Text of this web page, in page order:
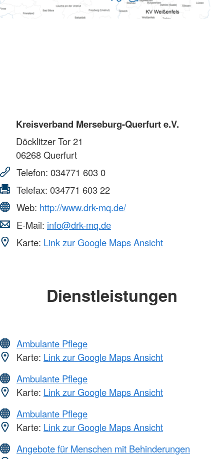
Kreisverband Merseburg-Querfurt e.V.
Döcklitzer Tor 21
06268Querfurt
Telefon: 034771 603 0
Telefax: 034771 603 22
Web: http://www.drk-mq.de/
E-Mail: info@drk-mq.de
Karte: Link zur Google Maps Ansicht
Dienstleistungen
Ambulante Pflege
Karte: Link zur Google Maps Ansicht
Ambulante Pflege
Karte: Link zur Google Maps Ansicht
Ambulante Pflege
Karte: Link zur Google Maps Ansicht
Angebote für Menschen mit Behinderungen